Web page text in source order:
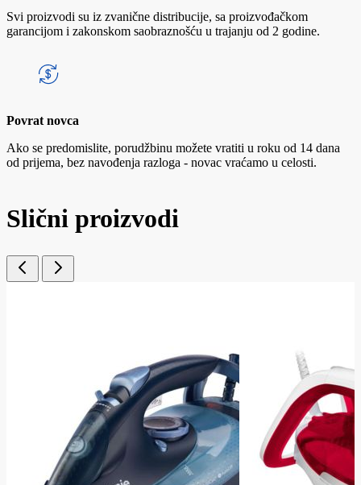
Svi proizvodi su iz zvanične distribucije, sa proizvođačkom
garancijom i zakonskom saobraznošću u trajanju od 2 godine.
Povrat novca
Ako se predomislite, porudžbinu možete vratiti u roku od 14 dana
od prijema, bez navođenja razloga - novac vraćamo u celosti.
Slični proizvodi